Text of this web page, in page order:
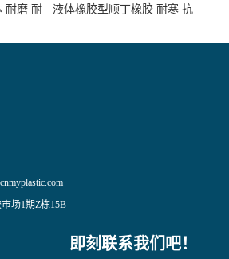
耐磨 耐
液体橡胶型顺丁橡胶 耐寒 抗
场1期Z栋15B
即刻联系我们吧！